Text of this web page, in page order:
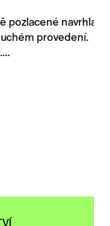
navrhla